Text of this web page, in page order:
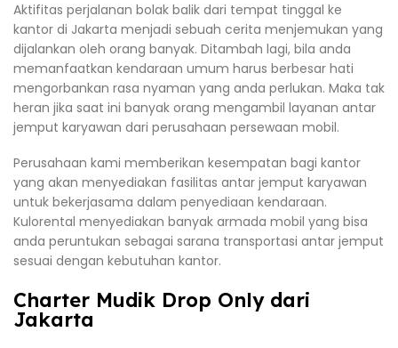
Aktifitas perjalanan bolak balik dari tempat tinggal ke
kantor di Jakarta menjadi sebuah cerita menjemukan yang
dijalankan oleh orang banyak. Ditambah lagi, bila anda
memanfaatkan kendaraan umum harus berbesar hati
mengorbankan rasa nyaman yang anda perlukan. Maka tak
heran jika saat ini banyak orang mengambil layanan antar
jemput karyawan dari perusahaan persewaan mobil.
Perusahaan kami memberikan kesempatan bagi kantor
yang akan menyediakan fasilitas antar jemput karyawan
untuk bekerjasama dalam penyediaan kendaraan.
Kulorental menyediakan banyak armada mobil yang bisa
anda peruntukan sebagai sarana transportasi antar jemput
sesuai dengan kebutuhan kantor.
Charter Mudik Drop Only dari
Jakarta